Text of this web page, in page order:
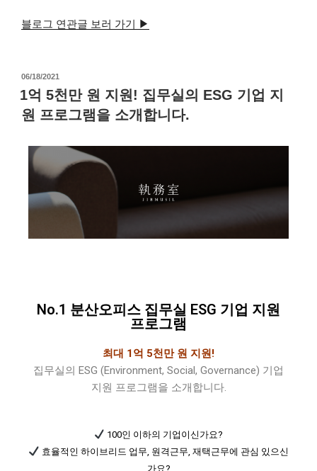
블로그 연관글 보러 가기 ▶
06/18/2021
1억 5천만 원 지원! 집무실의 ESG 기업 지
원 프로그램을 소개합니다.
No.1 분산오피스 집무실 ESG 기업 지원
프로그램
최대 1억 5천만 원 지원!
집무실의 ESG (Environment, Social, Governance) 기업
지원 프로그램을 소개합니다.
100인 이하의 기업이신가요?
효율적인 하이브리드 업무, 원격근무, 재택근무에 관심 있으신
가요?